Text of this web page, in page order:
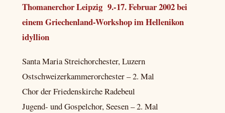
Thomanerchor Leipzig 9.-17. Februar 2002 bei
einem Griechenland-Workshop im Hellenikon
idyllion
Santa Maria Streichorchester, Luzern
Ostschweizerkammerorchester – 2. Mal
Chor der Friedenskirche Radebeul
Jugend- und Gospelchor, Seesen – 2. Mal